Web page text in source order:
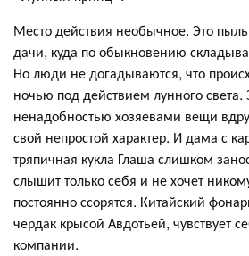
Место действия необычное. Это
дачи, куда по обыкновению
Но люди не догадываются, что
ночью под действием лунного света.
ненадобностью хозяевами вещи
свой непростой характер. И дама с
тряпичная кукла Глаша слишком
слышит только себя и не хочет
постоянно ссорятся. Китайский
чердак крысой Авдотьей, чувствует
компании.